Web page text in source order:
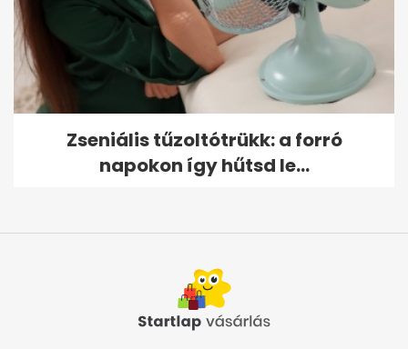
Zseniális tűzoltótrükk: a forró
napokon így hűtsd le...